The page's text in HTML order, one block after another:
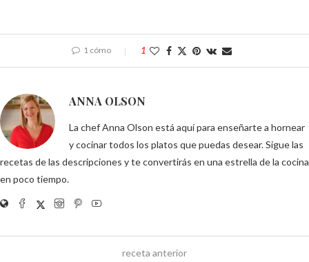
1 cómo 1
ANNA OLSON
La chef Anna Olson está aquí para enseñarte a hornear
y cocinar todos los platos que puedas desear. Sigue las
recetas de las descripciones y te convertirás en una estrella de la cocina
en poco tiempo.
receta anterior